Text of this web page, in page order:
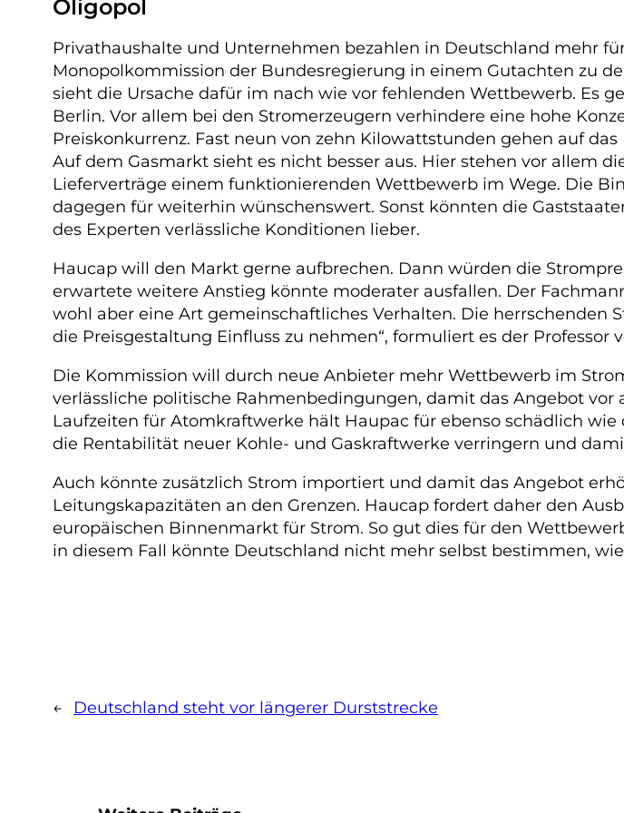
Oligopol
Privathaushalte und Unternehmen bezahlen in Deutschland mehr
Monopolkommission der Bundesregierung in einem Gutachten zu
sieht die Ursache dafür im nach wie vor fehlenden Wettbewerb. Es
Berlin. Vor allem bei den Stromerzeugern verhindere eine hohe
Preiskonkurrenz. Fast neun von zehn Kilowattstunden gehen auf
Auf dem Gasmarkt sieht es nicht besser aus. Hier stehen vor allem
Lieferverträge einem funktionierenden Wettbewerb im Wege. Die
dagegen für weiterhin wünschenswert. Sonst könnten die
des Experten verlässliche Konditionen lieber.
Haucap will den Markt gerne aufbrechen. Dann würden die
erwartete weitere Anstieg könnte moderater ausfallen. Der
wohl aber eine Art gemeinschaftliches Verhalten. Die herrschenden
die Preisgestaltung Einfluss zu nehmen“, formuliert es der Professor
Die Kommission will durch neue Anbieter mehr Wettbewerb im
verlässliche politische Rahmenbedingungen, damit das Angebot
Laufzeiten für Atomkraftwerke hält Haupac für ebenso schädlich
die Rentabilität neuer Kohle- und Gaskraftwerke verringern und
Auch könnte zusätzlich Strom importiert und damit das Angebot
Leitungskapazitäten an den Grenzen. Haucap fordert daher den
europäischen Binnenmarkt für Strom. So gut dies für den
in diesem Fall könnte Deutschland nicht mehr selbst bestimmen,
← Deutschland steht vor längerer Durststrecke